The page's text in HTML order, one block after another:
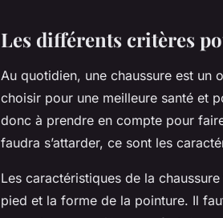
Les différents critères
Au quotidien, une chaussure est un
choisir pour une meilleure santé et
donc à prendre en compte pour
faudra s’attarder, ce sont les
Les caractéristiques de la
pied et la forme de la pointure. Il